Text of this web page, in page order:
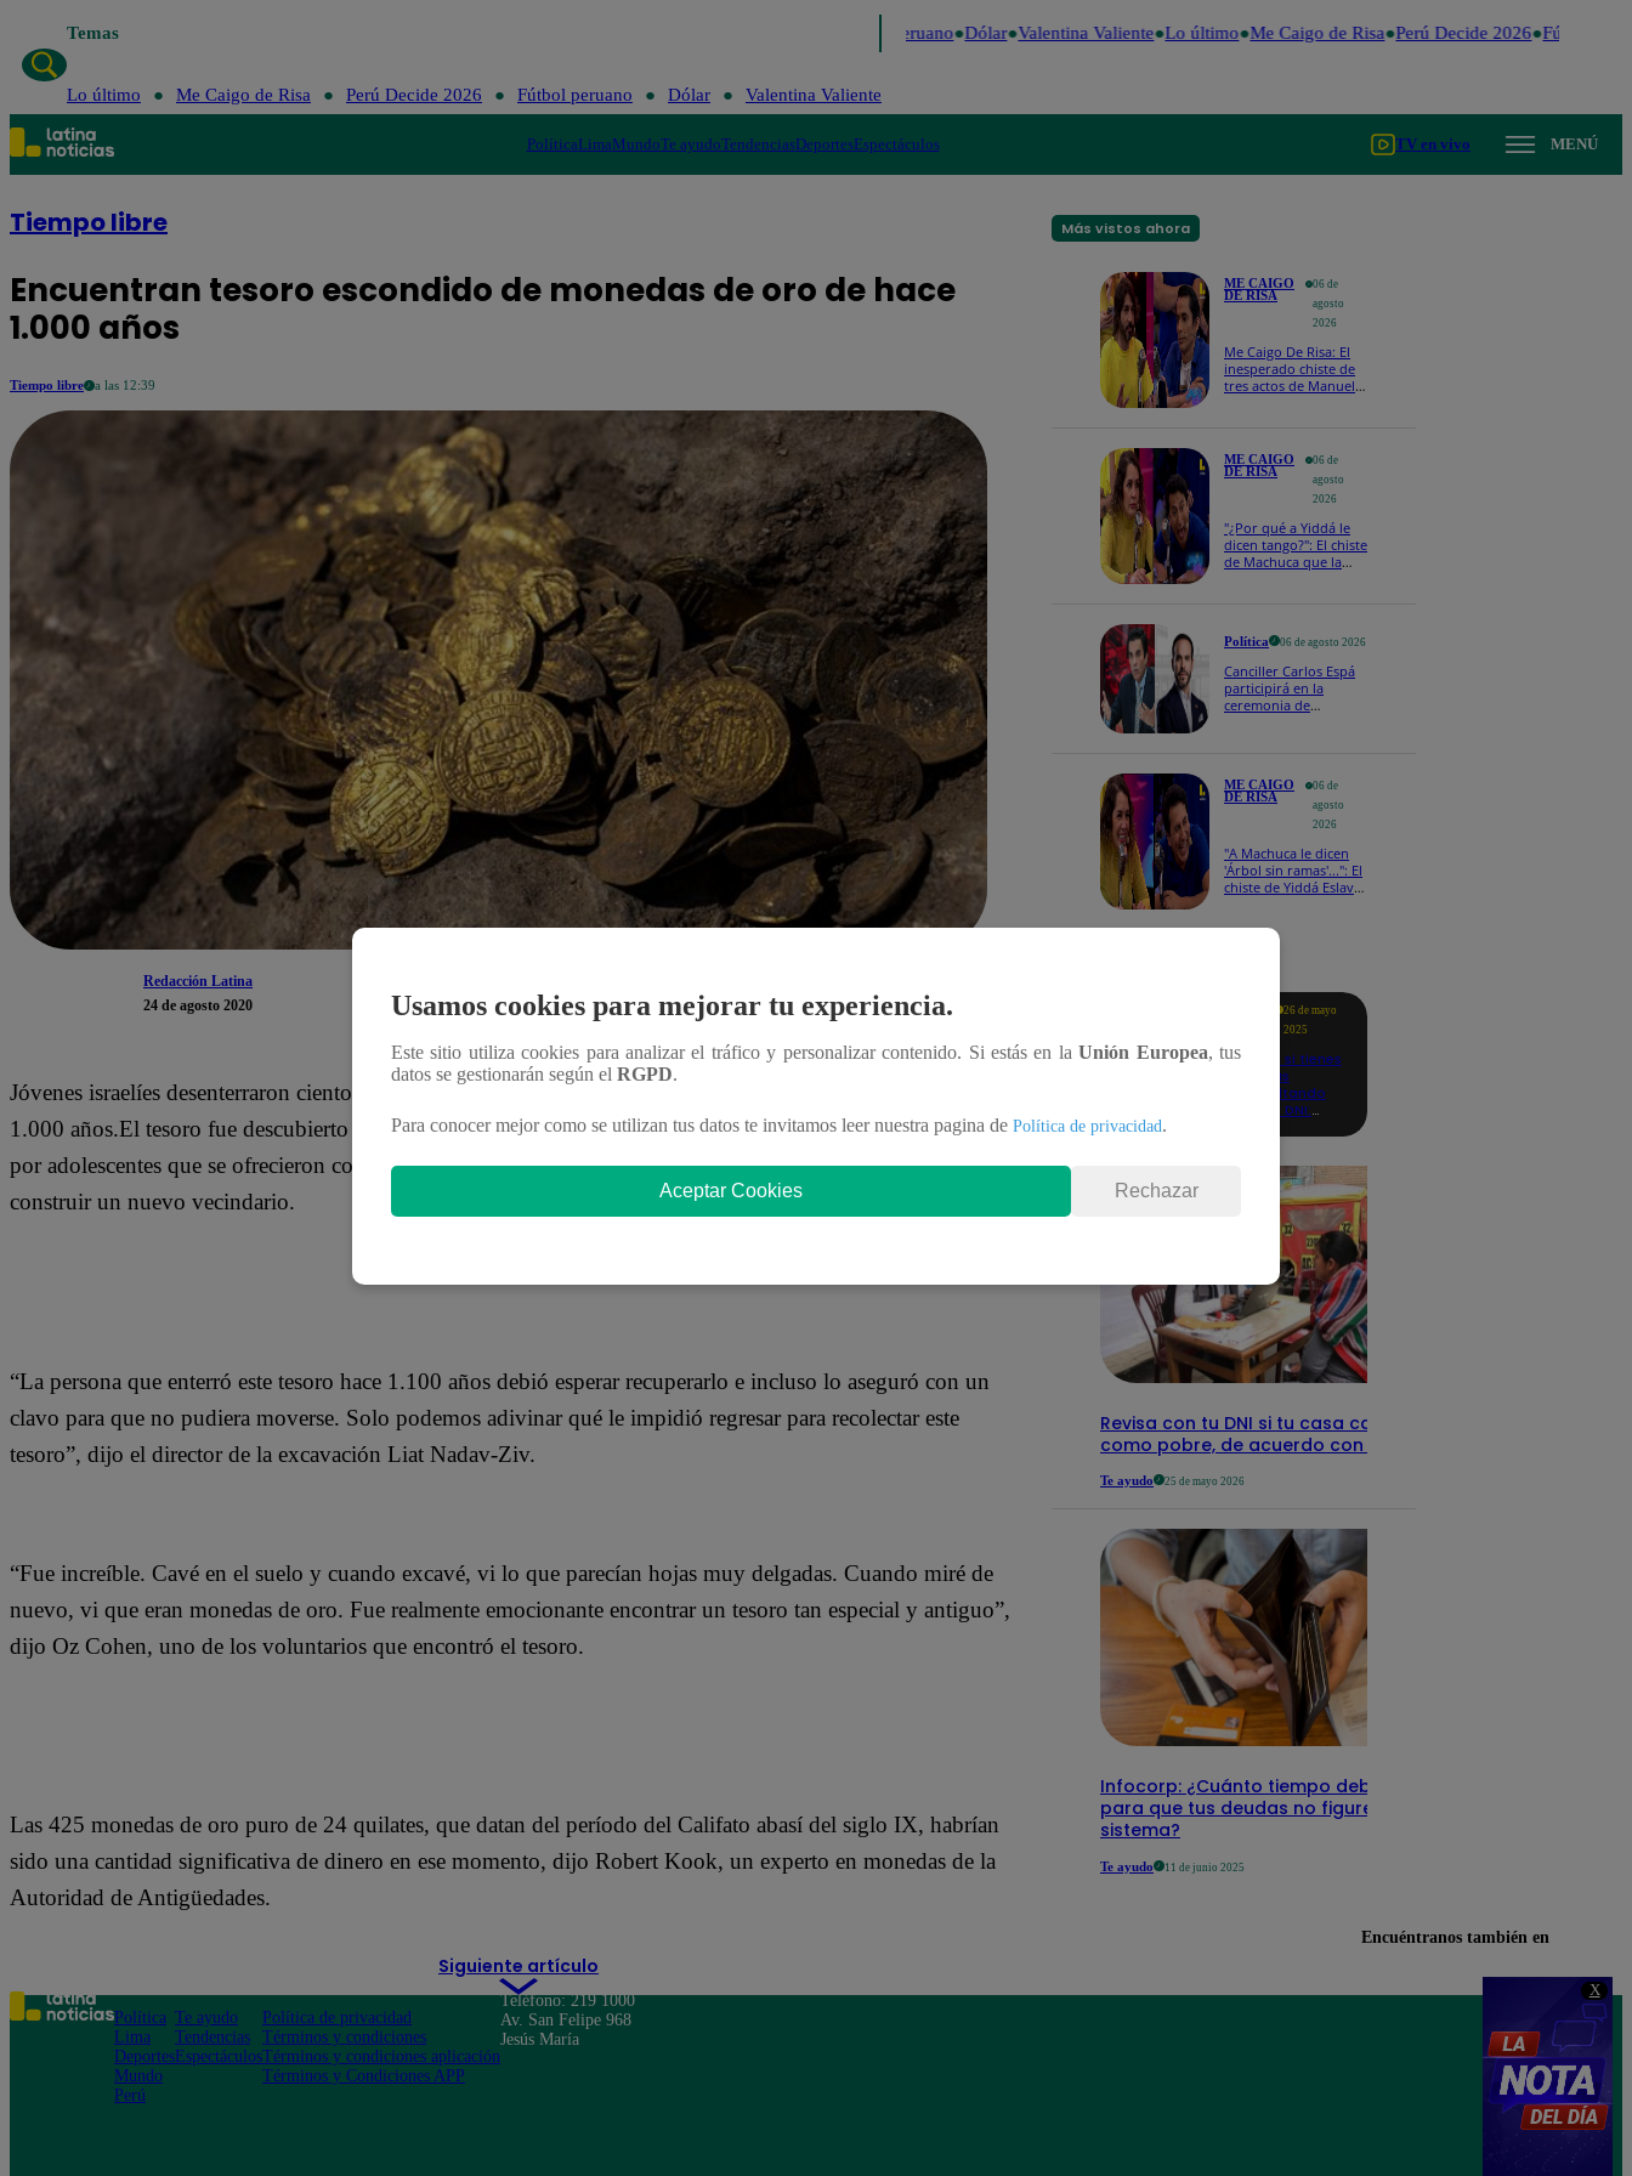
X
Temas Fútbol peruano Dólar Valentina Valiente Lo último Me Caigo de Risa Perú Decide 2026 Fútbol
Lo último Me Caigo de Risa Perú Decide 2026 Fútbol peruano Dólar Valentina Valiente
PolíticaLimaMundoTe ayudoTendenciasDeportesEspectáculos TV en vivo MENÚ
Tiempo libre
Encuentran tesoro escondido de monedas de oro de hace
1.000 años
Tiempo libre a las 12:39
Redacción Latina
24 de agosto 2020
Compartir
Jóvenes israelíes desenterraron cientos de monedas de oro guardadas en una vasija de arcilla durante más de
1.000 años.El tesoro fue descubierto el 18 de agosto, dijo el lunes la Autoridad de Antigüedades de Israel,
por adolescentes que se ofrecieron como voluntarios en una excavación en el centro de Israel, donde se planea
construir un nuevo vecindario.
“La persona que enterró este tesoro hace 1.100 años debió esperar recuperarlo e incluso lo aseguró con un
clavo para que no pudiera moverse. Solo podemos adivinar qué le impidió regresar para recolectar este
tesoro”, dijo el director de la excavación Liat Nadav-Ziv.
“Fue increíble. Cavé en el suelo y cuando excavé, vi lo que parecían hojas muy delgadas. Cuando miré de
nuevo, vi que eran monedas de oro. Fue realmente emocionante encontrar un tesoro tan especial y antiguo”,
dijo Oz Cohen, uno de los voluntarios que encontró el tesoro.
Las 425 monedas de oro puro de 24 quilates, que datan del período del Califato abasí del siglo IX, habrían
sido una cantidad significativa de dinero en ese momento, dijo Robert Kook, un experto en monedas de la
Autoridad de Antigüedades.
Siguiente artículo
Más vistos ahora
ME CAIGO
DE RISA
06 de
agosto
2026
Me Caigo De Risa: El
inesperado chiste de
tres actos de Manuel
ME CAIGO
DE RISA
06 de
agosto
2026
"¿Por qué a Yiddá le
dicen tango?": El chiste
de Machuca que la
Política 06 de agosto 2026
Canciller Carlos Espá
participirá en la
ceremonia de
ME CAIGO
DE RISA
06 de
agosto
2026
"A Machuca le dicen
'Árbol sin ramas'...": El
chiste de Yiddá Eslava
26 de mayo
2025
Revisa si tienes
deudas
consultando
con tu DNI:
detalles
Revisa con tu DNI si tu casa califica
como pobre, de acuerdo con el Sisfoh
Te ayudo 25 de mayo 2026
Infocorp: ¿Cuánto tiempo debe pasar
para que tus deudas no figuren en su
sistema?
Te ayudo 11 de junio 2025
Usamos cookies para mejorar tu experiencia.
Este sitio utiliza cookies para analizar el tráfico y personalizar contenido. Si estás en laUnión Europea, tus
datos se gestionarán según el RGPD.
Para conocer mejor como se utilizan tus datos te invitamos leer nuestra pagina de Política de privacidad.
Aceptar Cookies Rechazar
Encuéntranos también en
Política
Lima
Deportes
Mundo
Perú
Te ayudo
Tendencias
Espectáculos
Política de privacidad
Términos y condiciones
Términos y condiciones aplicación
Términos y Condiciones APP
Teléfono: 219 1000
Av. San Felipe 968
Jesús María